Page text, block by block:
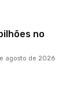
no
agosto de 2026